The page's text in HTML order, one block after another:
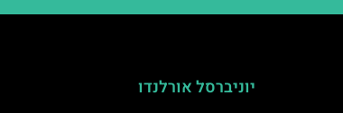
יוניברסל אורלנדו